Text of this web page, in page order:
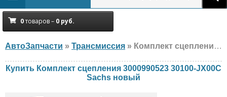
0товаров – 0 руб.
АвтоЗапчасти » Трансмиссия » Комплект сцепления Sachs 3000990523 30100-JX00C Nissan, DACIA, Renault, новый
Купить Комплект сцепления 3000990523 30100-JX00C
Sachs новый